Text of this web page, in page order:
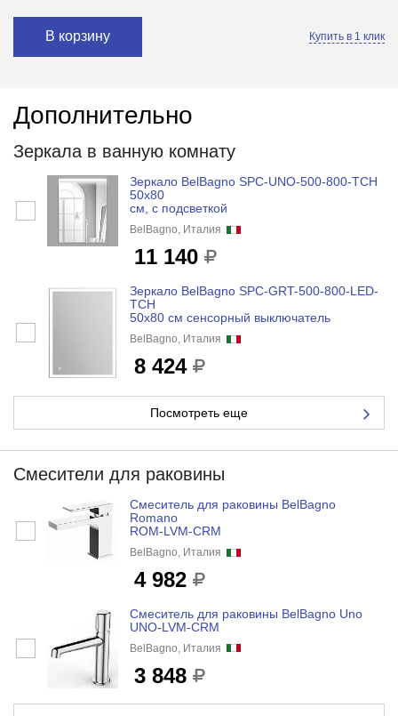
В корзину Купить в 1 клик
Дополнительно
Зеркала в ванную комнату
Зеркало BelBagno SPC-UNO-500-800-TCH
50x80
см, с подсветкой
BelBagno, Италия
11 140
Зеркало BelBagno SPC-GRT-500-800-LED-
TCH
50x80 см сенсорный выключатель
BelBagno, Италия
8 424
Посмотреть еще
Смесители для раковины
Смеситель для раковины BelBagno
Romano
ROM-LVM-CRM
BelBagno, Италия
4 982
Смеситель для раковины BelBagno Uno
UNO-LVM-CRM
BelBagno, Италия
3 848